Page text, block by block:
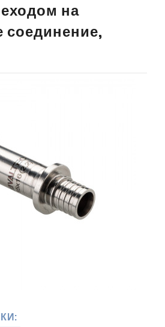
на
соединение,